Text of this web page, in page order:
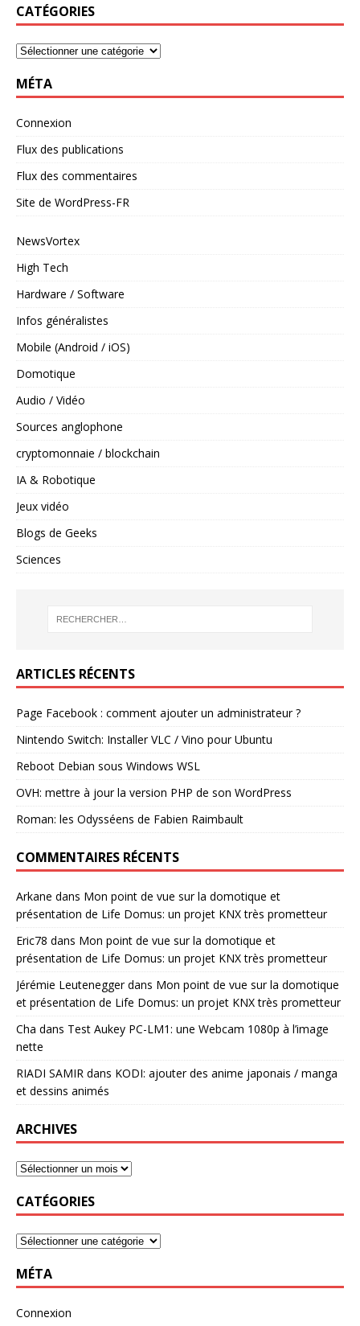
CATÉGORIES
MÉTA
Connexion
Flux des publications
Flux des commentaires
Site de WordPress-FR
NewsVortex
High Tech
Hardware / Software
Infos généralistes
Mobile (Android / iOS)
Domotique
Audio / Vidéo
Sources anglophone
cryptomonnaie / blockchain
IA & Robotique
Jeux vidéo
Blogs de Geeks
Sciences
ARTICLES RÉCENTS
Page Facebook : comment ajouter un administrateur ?
Nintendo Switch: Installer VLC / Vino pour Ubuntu
Reboot Debian sous Windows WSL
OVH: mettre à jour la version PHP de son WordPress
Roman: les Odysséens de Fabien Raimbault
COMMENTAIRES RÉCENTS
Arkane dans Mon point de vue sur la domotique et
présentation de Life Domus: un projet KNX très prometteur
Eric78 dans Mon point de vue sur la domotique et
présentation de Life Domus: un projet KNX très prometteur
Jérémie Leuteneggerdans Mon point de vue sur la domotique
et présentation de Life Domus: un projet KNX très prometteur
Cha dans Test Aukey PC-LM1: une Webcam 1080p à l’image
nette
RIADI SAMIR dans KODI: ajouter des anime japonais / manga
et dessins animés
ARCHIVES
CATÉGORIES
MÉTA
Connexion